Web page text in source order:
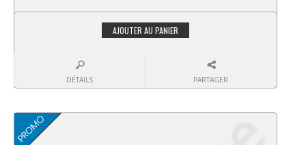
AJOUTER AU PANIER
DÉTAILS PARTAGER